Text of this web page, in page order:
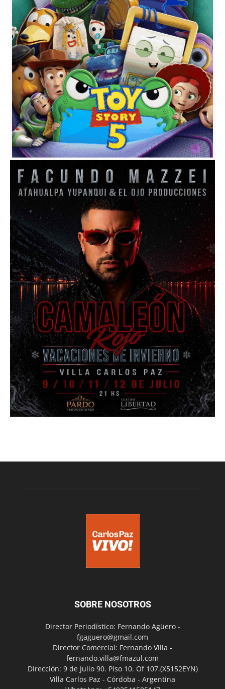
SOBRE NOSOTROS
Director Periodístico: Fernando Agüero -
fgaguero@gmail.com
Director Comercial: Fernando Villa -
fernando.villa@fmazul.com
Dirección: 9 de Julio 90. Piso 10. Of 107.(X5152EYN)
Villa Carlos Paz - Córdoba - Argentina